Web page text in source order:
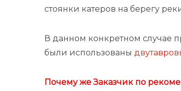
стоянки катеров на берегу
В данном конкретном случае
были использованы
Почему же Заказчик по